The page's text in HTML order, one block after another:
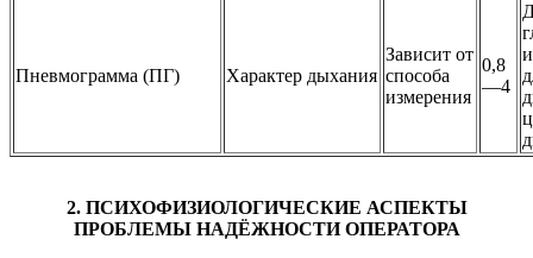
Пневмограмма (ПГ) Характер дыхания
Зависит от
способа
измерения
0,8
—4
2. ПСИХОФИЗИОЛОГИЧЕСКИЕ АСПЕКТЫ
ПРОБЛЕМЫ НАДЁЖНОСТИ ОПЕРАТОРА